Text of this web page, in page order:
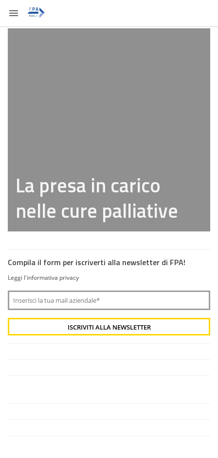
La presa in carico
nelle cure palliative
Compila il form per iscriverti alla newsletter di FPA!
Leggi l'informativa privacy